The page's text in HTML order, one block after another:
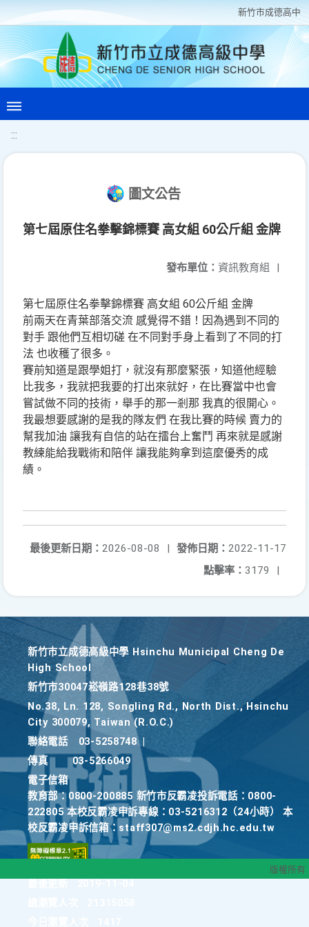
新竹巿成德高中
:::
圖文公告
第七屆原住名拳擊錦標賽 高女組 60公斤組 金牌
發布單位： 資訊教育組 |
第七屆原住名拳擊錦標賽 高女組 60公斤組 金牌
前兩天在青葉部落交流 感覺得不錯！因為遇到不同的
對手 跟他們互相切磋 在不同對手身上看到了不同的打
法 也收穫了很多。
賽前知道是跟學姐打，就沒有那麼緊張，知道他經驗
比我多，我就把我要的打出來就好，在比賽當中也會
嘗試做不同的技術，舉手的那一剎那 我真的很開心。
我最想要感謝的是我的隊友們 在我比賽的時候 賣力的
幫我加油 讓我有自信的站在擂台上奮鬥 再來就是感謝
教練能給我戰術和陪伴 讓我能夠拿到這麼優秀的成
績。
發佈日期： 2022-11-17
最後更新日期： 2026-08-08
|
點擊率： 3179 |
新竹巿立成德高級中學 Hsinchu Municipal Cheng De
High School
新竹巿30047崧嶺路128巷38號
No.38, Ln. 128, Songling Rd., North Dist., Hsinchu
City 300079, Taiwan (R.O.C.)
聯絡電話
03-5258748
傳真
03-5266049
電子信箱
教育部：0800-200885 新竹市反霸凌投訴電話：0800-
222805 本校反霸凌申訴專線：03-5216312（24小時） 本
校反霸凌申訴信箱：staff307@ms2.cdjh.hc.edu.tw
版權所有